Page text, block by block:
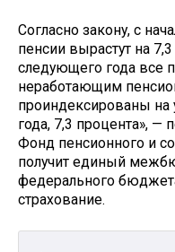
Согласно закону, с
пенсии вырастут на
следующего года все
неработающим
проиндексированы на
года, 7,3 процента», —
Фонд пенсионного и
получит единый
федерального
страхование.